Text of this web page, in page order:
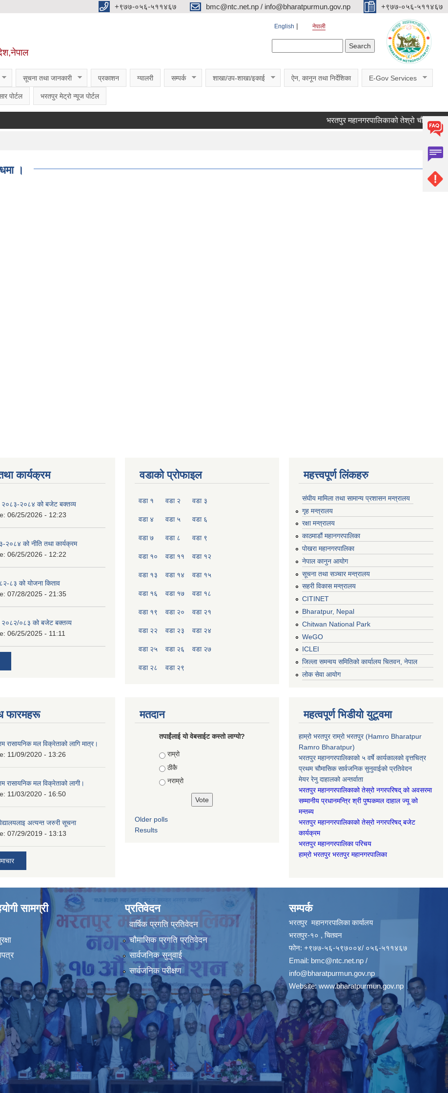
‌‌+९७७-०५६-५११४६७ bmc@ntc.net.np / info@bharatpurmun.gov.np ‌‌+९७७-०५६-५११४६७
English नेपाली
सूचना तथा जानकारी प्रकाशन ग्यालरी सम्पर्क शाखा/उप-शाखा/इकाई ऐन, कानून तथा निर्देशिका E-Gov Services
पोर्टल भरतपुर मेट्रो न्यूज पोर्टल
भरतपुर महानगरपालिकाको तेश्रो चौमासिक
।
कार्यक्रम
२०८३-२०८४ को बजेट बक्तव्य
06/25/2026 - 12:23
को नीति तथा कार्यक्रम
06/25/2026 - 12:22
८३ को योजना किताव
07/28/2025 - 21:35
२०८२/०८३ को बजेट बक्तव्य
06/25/2025 - 11:11
वडाको प्रोफाइल
वडा १ वडा २ वडा ३
वडा ४ वडा ५ वडा ६
वडा ७ वडा ८ वडा ९
वडा १० वडा ११ वडा १२
वडा १३ वडा १४ वडा १५
वडा १६ वडा १७ वडा १८
वडा १९ वडा २० वडा २१
वडा २२ वडा २३ वडा २४
वडा २५ वडा २६ वडा २७
वडा २८ वडा २९
महत्त्वपूर्ण लिंकहरु
संघीय मामिला तथा सामान्य प्रशासन मन्त्रालय
गृह मन्त्रालय
रक्षा मन्त्रालय
काठमाडौं महानगरपालिका
पोखरा महानगरपालिका
नेपाल कानुन आयोग
सूचना तथा सञ्चार मन्त्रालय
सहरी विकास मन्त्रालय
CITINET
Bharatpur, Nepal
Chitwan National Park
WeGO
ICLEI
जिल्ला समन्वय समितिको कार्यालय चितवन, नेपाल
लोक सेवा आयोग
फारमहरू
रासायनिक मल विक्रेताको लागि मात्र।
11/09/2020 - 13:26
रासायनिक मल विक्रेताको लागी।
11/03/2020 - 16:50
अत्यन्त जरुरी सूचना
07/29/2019 - 13:13
मतदान
तपाईंलाई यो वेबसाईट कस्तो लाग्यो?
Choices
राम्रो
ठीकै
नराम्रो
Older polls
Results
महत्वपूर्ण भिडीयो युटूवमा
हाम्रो भरतपुर राम्रो भरतपुर (Hamro Bharatpur
Ramro Bharatpur)
भरतपुर महानगरपालिकाको ५ वर्षे कार्यकालको वृत्तचित्र
प्रथम चौमासिक सार्वजनिक सुनुवाईको प्रतिवेदन
मेयर रेनु दाहालको अन्तर्वाता
भरतपुर महानगरपालिकाको तेस्रो नगरपरिषद् को अवसरमा
सम्मानीय प्रधानमन्त्रि श्री पुष्पकमल दाहाल ज्यू को
मन्तब्य
भरतपुर महानगरपालिकाको तेस्रो नगरपरिषद् बजेट
कार्यक्रम
भरतपुर महानगरपालिका परिचय
हाम्रो भरतपुर भरतपुर महानगरपालिका
सामग्री प्रतिवेदन
वार्षिक प्रगति प्रतिवेदन
चौमासिक प्रगति प्रतिवेदन
सार्वजनिक सुनुवाई
सार्वजनिक परीक्षण
सम्पर्क
भरतपुर महानगरपालिका कार्यालय
भरतपुर-१० , चितवन
फोन: +९७७-५६-५९७००४/ ०५६-५११४६७
Email: bmc@ntc.net.np /
info@bharatpurmun.gov.np
Website: www.bharatpurmun.gov.np